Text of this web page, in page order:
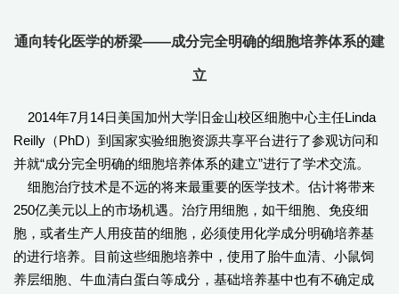
通向转化医学的桥梁——成分完全明确的细胞培养体系的建
立
2014年7月14日美国加州大学旧金山校区细胞中心主任Linda
Reilly（PhD）到国家实验细胞资源共享平台进行了参观访问和
并就“成分完全明确的细胞培养体系的建立”进行了学术交流。
细胞治疗技术是不远的将来最重要的医学技术。估计将带来
250亿美元以上的市场机遇。治疗用细胞，如干细胞、免疫细
胞，或者生产人用疫苗的细胞，必须使用化学成分明确培养基
的进行培养。目前这些细胞培养中，使用了胎牛血清、小鼠饲
养层细胞、牛血清白蛋白等成分，基础培养基中也有不确定成